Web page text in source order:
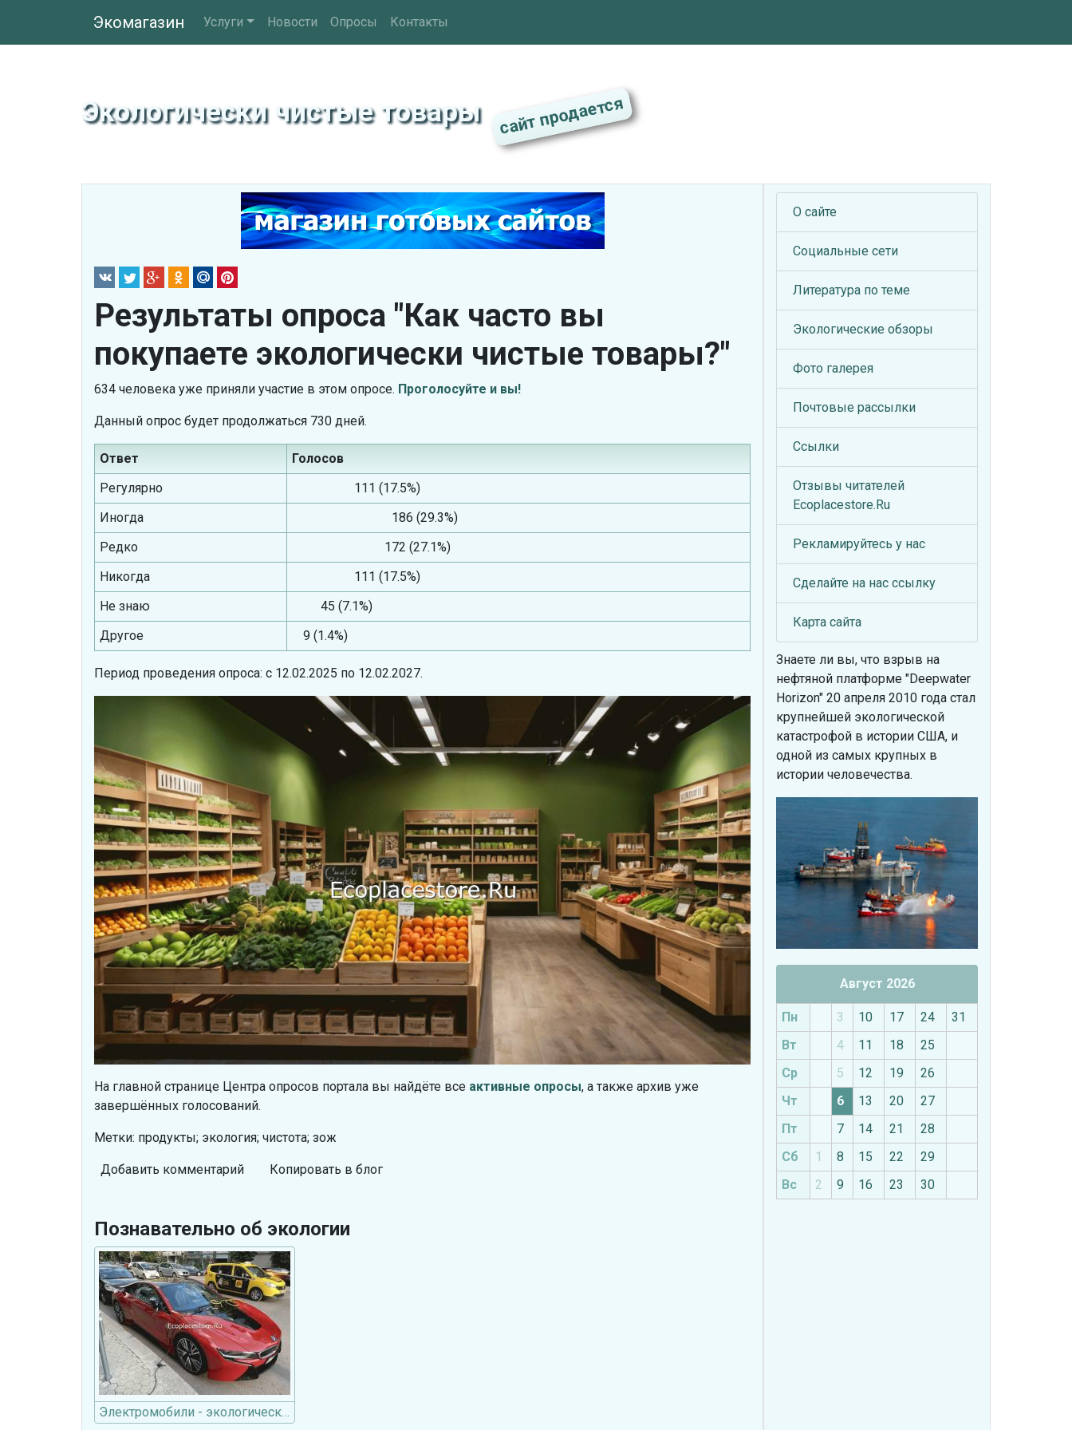
Экомагазин Услуги Новости Опросы Контакты
Экологически чистые товары
Результаты опроса "Как часто вы
покупаете экологически чистые товары?"
634 человека уже приняли участие в этом опросе. Проголосуйте и вы!
Данный опрос будет продолжаться 730 дней.
Ответ
Голосов
Регулярно
111 (17.5%)
Иногда
186 (29.3%)
Редко
172 (27.1%)
Никогда
111 (17.5%)
Не знаю
45 (7.1%)
Другое
9 (1.4%)
Период проведения опроса: с 12.02.2025 по 12.02.2027.
На главной странице Центра опросов портала вы найдёте все активные опросы, а также архив уже
завершённых голосований.
Метки: продукты; экология; чистота; зож
Добавить комментарий Копировать в блог
Познавательно об экологии
Электромобили - экологически чистый транспорт
О сайте
Социальные сети
Литература по теме
Экологические обзоры
Фото галерея
Почтовые рассылки
Ссылки
Отзывы читателей
Ecoplacestore.Ru
Рекламируйтесь у нас
Сделайте на нас ссылку
Карта сайта
Знаете ли вы, что взрыв на
нефтяной платформе "Deepwater
Horizon" 20 апреля 2010 года стал
крупнейшей экологической
катастрофой в истории США, и
одной из самых крупных в
истории человечества.
Август 2026
Пн 3 10 17 24
31
Вт
4 11 18
25
Ср
5 12 19
26
Чт
6 13 20
27
Пт
7 14 21
28
Сб
1 8 15 22
29
Вс
2 9 16 23 30